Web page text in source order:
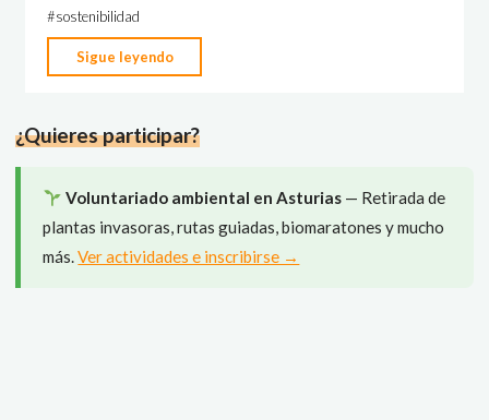
#sostenibilidad
Sigue leyendo
Mundial
Medio
conocer
¿Quieres participar?
Voluntariado ambiental en Asturias— Retirada de
plantas invasoras, rutas guiadas, biomaratones y mucho
más.Ver actividades e inscribirse →